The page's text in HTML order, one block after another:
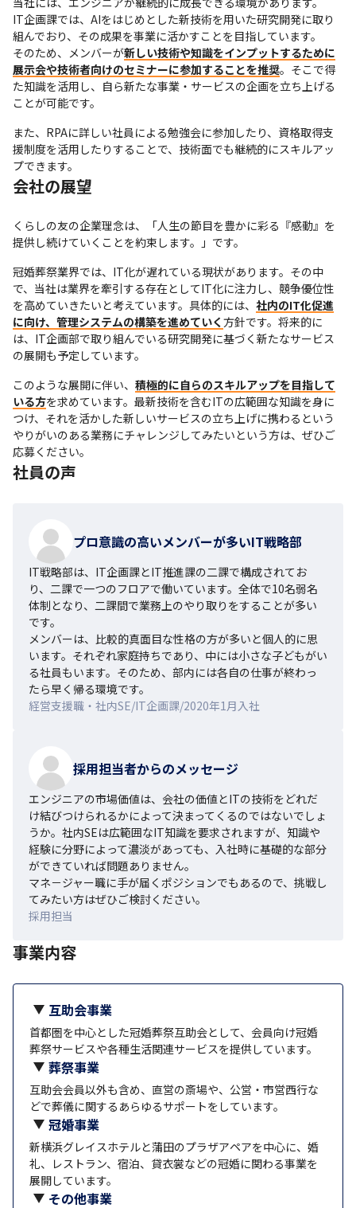
IT企画課では、AIをはじめとした新技術を用いた研究開発に取り
組んでおり、その成果を事業に活かすことを目指しています。
そのため、メンバーが新しい技術や知識をインプットするために
展示会や技術者向けのセミナーに参加することを推奨。そこで得
た知識を活用し、自ら新たな事業・サービスの企画を立ち上げる
ことが可能です。
また、RPAに詳しい社員による勉強会に参加したり、資格取得支
援制度を活用したりすることで、技術面でも継続的にスキルアッ
プできます。
会社の展望
くらしの友の企業理念は、「人生の節目を豊かに彩る『感動』を
提供し続けていくことを約束します。」です。
冠婚葬祭業界では、IT化が遅れている現状があります。その中
で、当社は業界を牽引する存在としてIT化に注力し、競争優位性
を高めていきたいと考えています。具体的には、 社内のIT化促進
に向け、管理システムの構築を進めていく 方針です。将来的に
は、IT企画部で取り組んでいる研究開発に基づく新たなサービス
の展開も予定しています。
このような展開に伴い、 積極的に自らのスキルアップを目指して
いる方を求めています。最新技術を含むITの広範囲な知識を身に
つけ、それを活かした新しいサービスの立ち上げに携わるという
やりがいのある業務にチャレンジしてみたいという方は、ぜひご
応募ください。
社員の声
プロ意識の高いメンバーが多いIT戦略部
IT戦略部は、IT企画課とIT推進課の二課で構成されてお
り、二課で一つのフロアで働いています。全体で10名弱名
体制となり、二課間で業務上のやり取りをすることが多い
です。
メンバーは、比較的真面目な性格の方が多いと個人的に思
います。それぞれ家庭持ちであり、中には小さな子どもがい
る社員もいます。そのため、部内には各自の仕事が終わっ
たら早く帰る環境です。
経営支援職・社内SE/IT企画課/2020年1月入社
採用担当者からのメッセージ
エンジニアの市場価値は、会社の価値とITの技術をどれだ
け結びつけられるかによって決まってくるのではないでしょ
うか。社内SEは広範囲なIT知識を要求されますが、知識や
経験に分野によって濃淡があっても、入社時に基礎的な部分
ができていれば問題ありません。
マネ－ジャー職に手が届くポジションでもあるので、挑戦し
てみたい方はぜひご検討ください。
採用担当
事業内容
互助会事業
首都圏を中心とした冠婚葬祭互助会として、会員向け冠婚
葬祭サービスや各種生活関連サービスを提供しています。
葬祭事業
互助会会員以外も含め、直営の斎場や、公営・市営西行な
どで葬儀に関するあらゆるサポートをしています。
冠婚事業
新横浜グレイスホテルと蒲田のプラザアペアを中心に、婚
礼、レストラン、宿泊、貸衣裳などの冠婚に関わる事業を
展開しています。
その他事業